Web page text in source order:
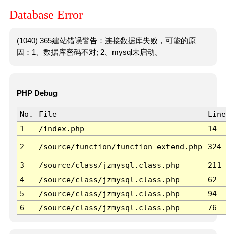
Database Error
(1040) 365建站错误警告：连接数据库失败，可能的原
因：1、数据库密码不对; 2、mysql未启动。
PHP Debug
No. File
Line
1
/index.php 14
2 /source/function/function_extend.php 324
3 /source/class/jzmysql.class.php
211
4
/source/class/jzmysql.class.php
62
5
/source/class/jzmysql.class.php
94
6
/source/class/jzmysql.class.php 76